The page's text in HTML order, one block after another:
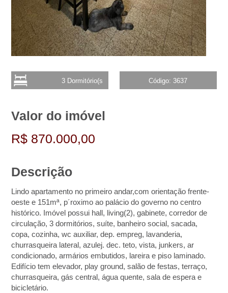
3 Dormitório(s Código: 3637
Valor do imóvel
R$ 870.000,00
Descrição
Lindo apartamento no primeiro andar,com orientação frente-
oeste e 151mª, p´roximo ao palácio do governo no centro
histórico. Imóvel possui hall, living(2), gabinete, corredor de
circulação, 3 dormitórios, suíte, banheiro social, sacada,
copa, cozinha, wc auxiliar, dep. empreg, lavanderia,
churrasqueira lateral, azulej. dec. teto, vista, junkers, ar
condicionado, armários embutidos, lareira e piso laminado.
Edifício tem elevador, play ground, salão de festas, terraço,
churrasqueira, gás central, água quente, sala de espera e
bicicletário.